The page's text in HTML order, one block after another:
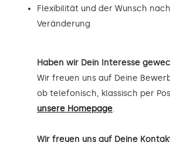
Flexibilität und der Wunsch nach
Veränderung
Haben wir Dein Interesse
Wir freuen uns auf Deine
ob telefonisch, klassisch per
unsere Homepage.
Wir freuen uns auf Deine